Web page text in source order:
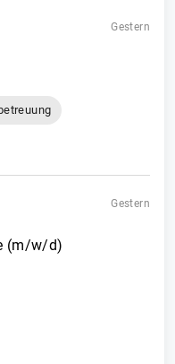
Gestern
Gestern
(m/w/d)